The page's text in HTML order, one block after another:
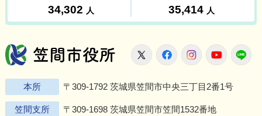
笠間市役所
X FacebookInstagram
本所 〒309-1792 茨城県笠間市中央三丁目2番1号
笠間支所 〒309-1698 茨城県笠間市笠間1532番地